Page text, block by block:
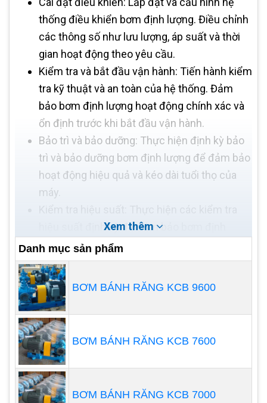
thống điều khiển bơm định lượng. Điều chỉnh
các thông số như lưu lượng, áp suất và thời
gian hoạt động theo yêu cầu.
Kiểm tra và bắt đầu vận hành: Tiến hành kiểm
tra kỹ thuật và an toàn của hệ thống. Đảm
bảo bơm định lượng hoạt động chính xác và
ổn định trước khi bắt đầu vận hành.
Bảo trì và bảo dưỡng: Thực hiện định kỳ bảo
trì và bảo dưỡng bơm định lượng để đảm bảo
hoạt động hiệu quả và kéo dài tuổi thọ của
máy.
hiệu suất định kỳ để đảm bảo bơm định
lượng hoạt động đúng lưu lượng và áp suất
yêu cầu.
Đào tạo và hướng dẫn: Đào tạo và hướng dẫn
người vận hành về cách sử dụng và bảo trì
bơm định lượng đúng cách.
Ghi nhận và theo dõi: Ghi lại các thông số vận
hành và kiểm tra định kỳ để theo dõi hiệu
suất và đánh giá tình trạng của bơm định
lượng.
Xem thêm
Danh mục sản phẩm
BƠM BÁNH RĂNG KCB 9600
BƠM BÁNH RĂNG KCB 7600
BƠM BÁNH RĂNG KCB 7000